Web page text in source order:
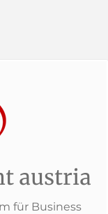
austria
für Business